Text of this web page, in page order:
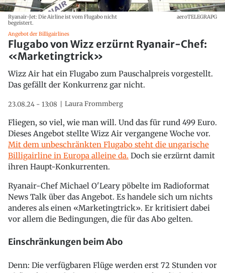
Ryanair-Jet: Die Airline ist vom Flugabo nicht
begeistert.
aeroTELEGRAPG
Angebot der Billigairlines
Flugabo von Wizz erzürnt Ryanair-Chef:
«Marketingtrick»
Wizz Air hat ein Flugabo zum Pauschalpreis vorgestellt.
Das gefällt der Konkurrenz gar nicht.
23.08.24 - 13:08 Laura Frommberg
Fliegen, so viel, wie man will. Und das für rund 499 Euro.
Dieses Angebot stellte Wizz Air vergangene Woche vor.
Mit dem unbeschränkten Flugabo steht die ungarische
Billigairline in Europa alleine da. Doch sie erzürnt damit
ihren Haupt-Konkurrenten.
Ryanair-Chef Michael O'Leary pöbelte im Radioformat
News Talk über das Angebot. Es handele sich um nichts
anderes als einen «Marketingtrick». Er kritisiert dabei
vor allem die Bedingungen, die für das Abo gelten.
Einschränkungen beim Abo
Denn: Die verfügbaren Flüge werden erst 72 Stunden vor